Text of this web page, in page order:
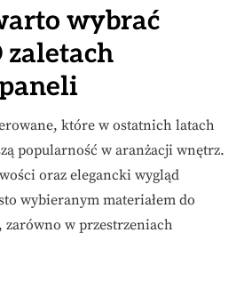
wybrać
zaletach
które w ostatnich latach
popularność w aranżacji wnętrz.
oraz elegancki wygląd
wybieranym materiałem do
w przestrzeniach